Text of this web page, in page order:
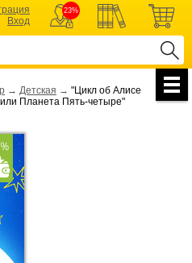
Вход
23%
→ Детская → "Цикл об Алисе
Планета Пять-четыре"